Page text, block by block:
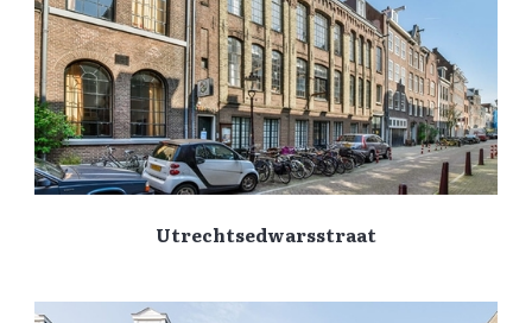
Utrechtsedwarsstraat